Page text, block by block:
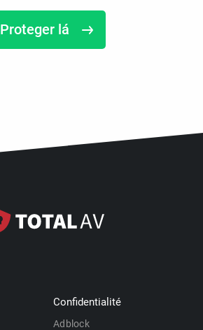
Proteger lá
Confidentialité
Adblock